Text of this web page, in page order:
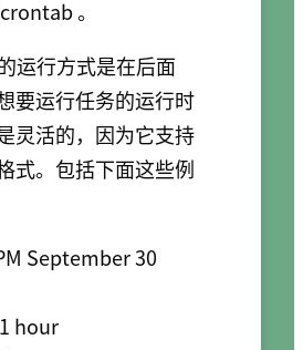
。
运行方式是在后面
要运行任务的运行时
灵活的，因为它支持
式。包括下面这些例
September 30
hour